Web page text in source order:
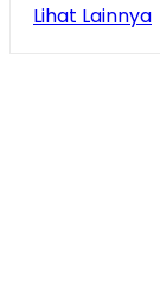
Lihat Lainnya